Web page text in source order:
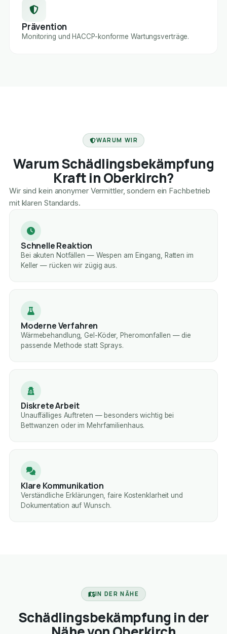
Prävention
Monitoring und HACCP-konforme Wartungsverträge.
WARUM WIR
Warum Schädlingsbekämpfung
Kraft in Oberkirch?
Wir sind kein anonymer Vermittler, sondern ein Fachbetrieb
mit klaren Standards.
Schnelle Reaktion
Bei akuten Notfällen — Wespen am Eingang, Ratten im
Keller — rücken wir zügig aus.
Moderne Verfahren
Wärmebehandlung, Gel-Köder, Pheromonfallen — die
passende Methode statt Sprays.
Diskrete Arbeit
Unauffälliges Auftreten — besonders wichtig bei
Bettwanzen oder im Mehrfamilienhaus.
Klare Kommunikation
Verständliche Erklärungen, faire Kostenklarheit und
Dokumentation auf Wunsch.
IN DER NÄHE
Schädlingsbekämpfung in der